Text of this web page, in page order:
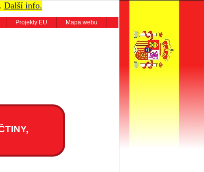
Další info.
Projekty EU Mapa webu